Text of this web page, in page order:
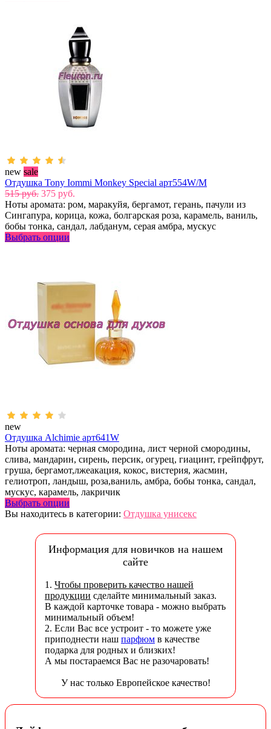
new sale
Отдушка Tony Iommi Monkey Special арт554W/M
515 руб. 375 руб.
Ноты аромата: ром, маракуйя, бергамот, герань, пачули из
Сингапура, корица, кожа, болгарская роза, карамель, ваниль,
бобы тонка, сандал, лабданум, серая амбра, мускус
Выбрать опции
new
Отдушка Alchimie арт641W
Ноты аромата: черная смородина, лист черной смородины,
слива, мандарин, сирень, персик, огурец, гиацинт, грейпфрут,
груша, бергамот,лжеакация, кокос, вистерия, жасмин,
гелиотроп, ландыш, роза,ваниль, амбра, бобы тонка, сандал,
мускус, карамель, лакричик
Выбрать опции
Вы находитесь в категории: Отдушка унисекс
Информация для новичков на нашем
сайте
1. Чтобы проверить качество нашей
продукции сделайте минимальный заказ.
В каждой карточке товара - можно выбрать
минимальный объем!
2. Если Вас все устроит - то можете уже
приподнести наш парфюм в качестве
подарка для родных и близких!
А мы постараемся Вас не разочаровать!
У нас только Европейское качество!